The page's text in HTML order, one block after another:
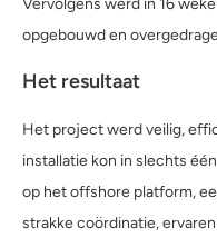
opgebouwd en
Het resultaat
Het project werd veilig,
installatie kon in slechts
op het offshore platform,
strakke coördinatie,